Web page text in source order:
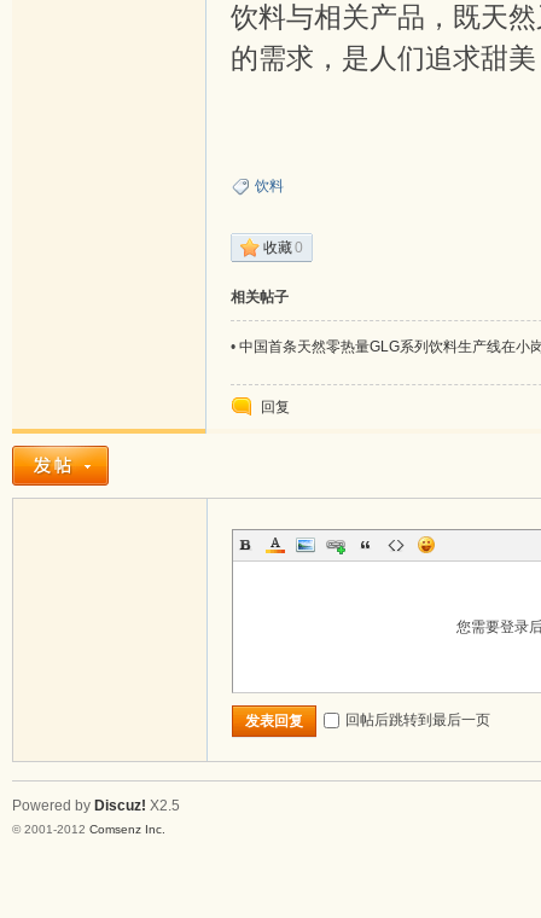
坛
饮料与相关产品，既天
的需求，是人们追求甜
饮料
收藏0
相关帖子
• 中国首条天然零热量GLG系列饮料生产线在小
回复
您需要登录
发表回复 回帖后跳转到最后一页
Powered by Discuz! X2.5
© 2001-2012 Comsenz Inc.